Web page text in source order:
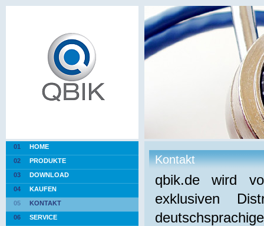
01
HOME
02
PRODUKTE
03
DOWNLOAD
04
KAUFEN
05
KONTAKT
06
SERVICE
Kontakt
qbik.de wird
exklusiven